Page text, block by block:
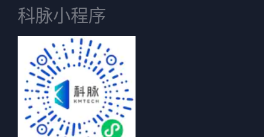
科脉小程序